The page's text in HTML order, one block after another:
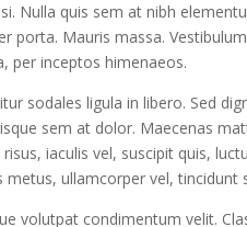
Nulla quis sem at nibh
porta. Mauris massa.
per inceptos himenaeos.
sodales ligula in libero. Sed
sem at dolor. Maecenas
iaculis vel, suscipit quis,
metus, ullamcorper vel, tincidunt
volutpat condimentum velit.